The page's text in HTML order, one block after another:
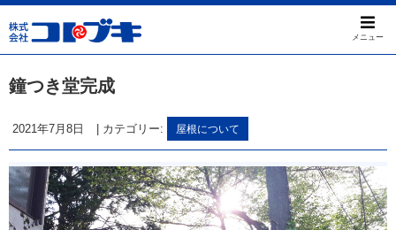
メニュー
鐘つき堂完成
2021年7月8日 カテゴリー: 屋根について